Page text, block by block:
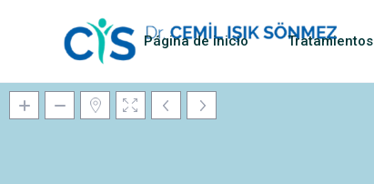
Página de inicio Tratamientos